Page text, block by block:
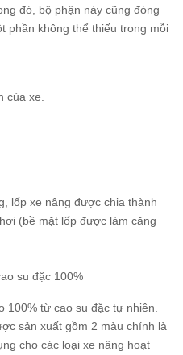
đó, bộ phận này cũng đóng
phần không thể thiếu trong mỗi
của xe.
lốp xe nâng được chia thành
(bề mặt lốp được làm căng
su đặc 100%
100% từ cao su đặc tự nhiên.
sản xuất gồm 2 màu chính là
cho các loại xe nâng hoạt